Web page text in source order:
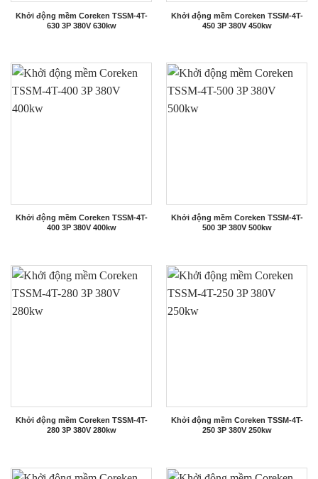
Khởi động mềm Coreken TSSM-4T-
630 3P 380V 630kw
Khởi động mềm Coreken TSSM-4T-
450 3P 380V 450kw
Khởi động mềm Coreken TSSM-4T-
400 3P 380V 400kw
Khởi động mềm Coreken TSSM-4T-
500 3P 380V 500kw
Khởi động mềm Coreken TSSM-4T-
280 3P 380V 280kw
Khởi động mềm Coreken TSSM-4T-
250 3P 380V 250kw